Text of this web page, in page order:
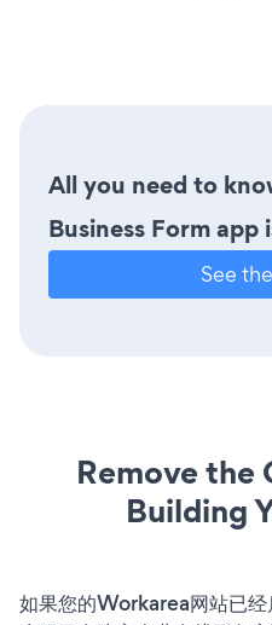
All you need to
Business Form
See
Remove the
Building
如果您的Workarea网站已